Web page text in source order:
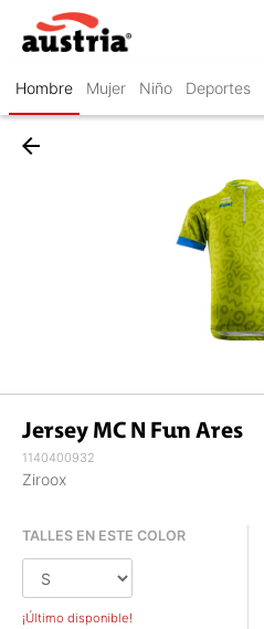
Hombre Mujer Niño Deportes
arrow_back
Jersey MC N Fun Ares
1140400932
Ziroox
TALLES EN ESTE COLOR
¡Último disponible!